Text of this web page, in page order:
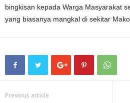
bingkisan kepada Warga Masyarakat
yang biasanya mangkal di sekitar
Previous article